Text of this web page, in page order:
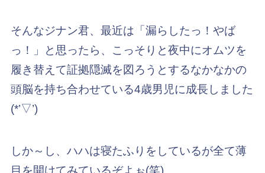
そんなジナン君、最近は「漏らしたっ！やば
っ！」と思ったら、こっそりと夜中にオムツを
履き替えて証拠隠滅を図ろうとするなかなかの
頭脳を持ち合わせている4歳男児に成長しました
(*’▽’)
しか～し、ハハは寝たふりをしているが全て薄
目を開けてみているぞよぉ(笑)